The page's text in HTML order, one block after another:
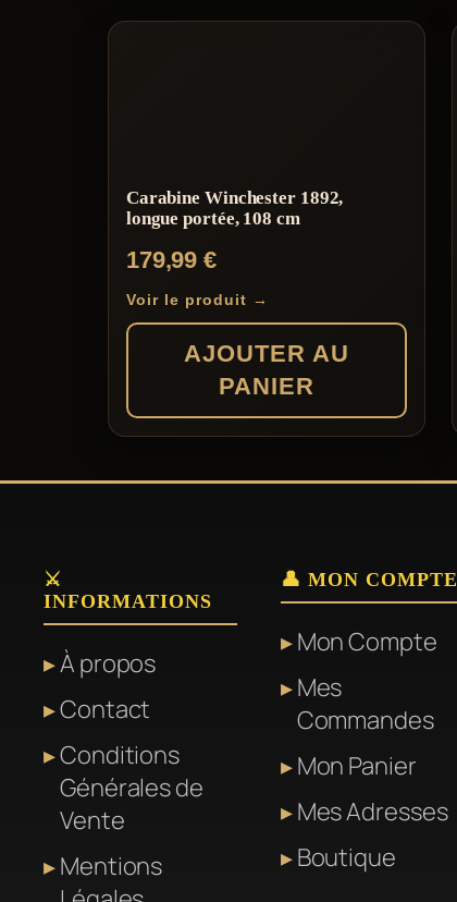
Carabine Winchester 1892,
longue portée, 108 cm
179,99€
Voir le produit →
AJOUTER AU
PANIER
⚔️
INFORMATIONS
À propos
Contact
Conditions
Générales de
Vente
Mentions
👤 MON COMPTE
Mon Compte
Mes
Commandes
Mon Panier
Mes Adresses
Boutique